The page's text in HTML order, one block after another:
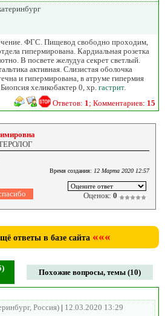
ФГС. Пищевод свободно проходим,
гипермирована. Кардиальная розетка
В посвете желудуа секрет светлый.
активная. Слизистая оболочка
и гипермирована, в атруме гипермия
хеликобактер 0, хр. гастрит.
Ответов: 1 ; Комментариев: 15
Время создания: 12 Марта 2020 12:57
Оценок: 0
ответы в базе сайта «««
Похожие вопросы, темы (10)
Россия) | 12.03.2020 13:29